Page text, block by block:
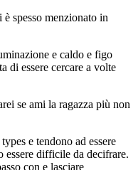
spesso menzionato in
e caldo e figo
di essere cercare a volte
se ami la ragazza più non
e tendono ad essere
essere difficile da decifrare.
con e lasciare